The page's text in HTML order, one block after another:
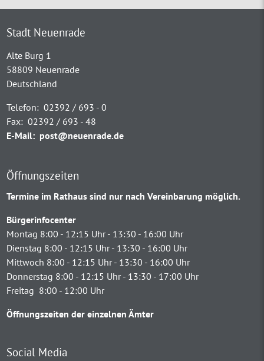
Stadt Neuenrade
Alte Burg 1
58809 Neuenrade
Deutschland
Telefon: 02392 / 693 - 0
Fax: 02392 / 693 - 48
E-Mail: post@neuenrade.de
Öffnungszeiten
Termine im Rathaus sind nur nach Vereinbarung möglich.
Bürgerinfocenter
Montag 8:00 - 12:15 Uhr - 13:30 - 16:00 Uhr
Dienstag 8:00 - 12:15 Uhr - 13:30 - 16:00 Uhr
Mittwoch 8:00 - 12:15 Uhr - 13:30 - 16:00 Uhr
Donnerstag 8:00 - 12:15 Uhr - 13:30 - 17:00 Uhr
Freitag 8:00 - 12:00 Uhr
Öffnungszeiten der einzelnen Ämter
Social Media